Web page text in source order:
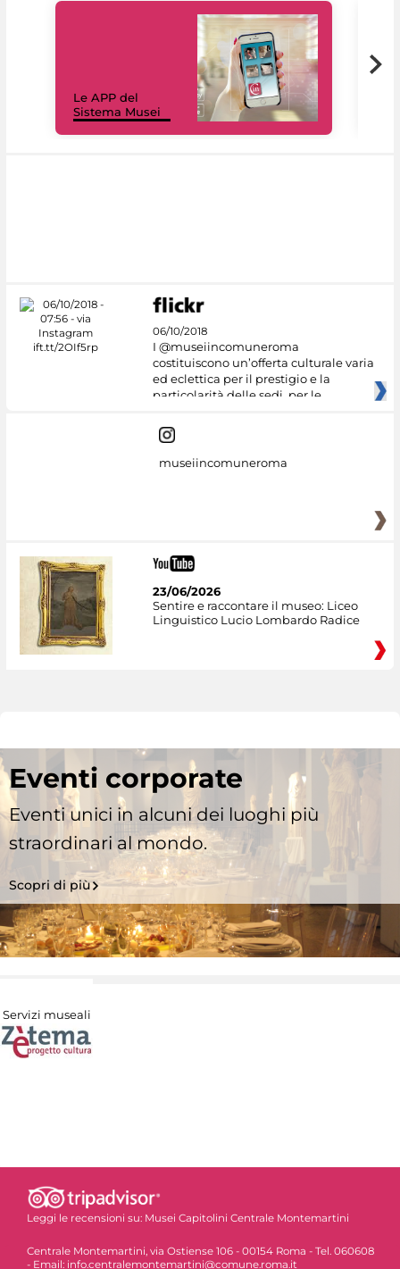
Le APP del
Sistema Musei
06/10/2018
I @museiincomuneroma
costituiscono un’offerta culturale varia
ed eclettica per il prestigio e la
particolarità delle sedi, per le
museiincomuneroma
23/06/2026
Sentire e raccontare il museo: Liceo
Linguistico Lucio Lombardo Radice
Eventi corporate
Eventi unici in alcuni dei luoghi più
straordinari al mondo.
Scopri di più
Servizi museali
Leggi le recensioni su: Musei Capitolini Centrale Montemartini
Centrale Montemartini, via Ostiense 106 - 00154 Roma - Tel. 060608
- Email: info.centralemontemartini@comune.roma.it